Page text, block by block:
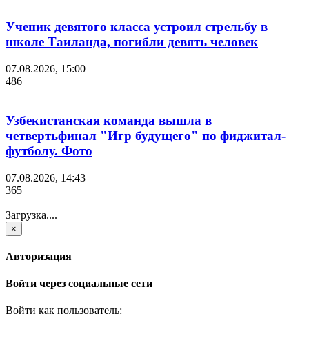
Ученик девятого класса устроил стрельбу в
школе Таиланда, погибли девять человек
07.08.2026, 15:00
486
Узбекистанская команда вышла в
четвертьфинал "Игр будущего" по фиджитал-
футболу. Фото
07.08.2026, 14:43
365
Загрузка....
×
Авторизация
Войти через социальные сети
Войти как пользователь: